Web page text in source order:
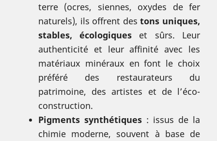
terre (ocres, siennes, oxydes de fer
naturels), ils offrent des tons uniques,
stables, écologiques et sûrs. Leur
authenticité et leur affinité avec les
matériaux minéraux en font le choix
préféré des restaurateurs du
patrimoine, des artistes et de l’éco-
construction.
Pigments synthétiques : issus de la
chimie moderne, souvent à base de